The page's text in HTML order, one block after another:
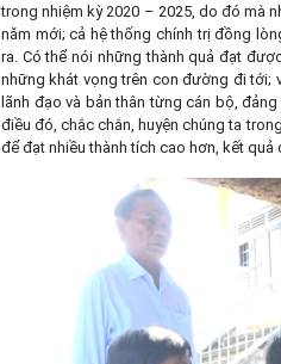
trong nhiệm kỳ 2020 – 2025, do đó mà
năm mới; cả hệ thống chính trị đồng
ra. Có thể nói những thành quả đạt
những khát vọng trên con đường đi tới;
lãnh đạo và bản thân từng cán bộ,
điều đó, chắc chắn, huyện chúng ta
để đạt nhiều thành tích cao hơn, kết quả